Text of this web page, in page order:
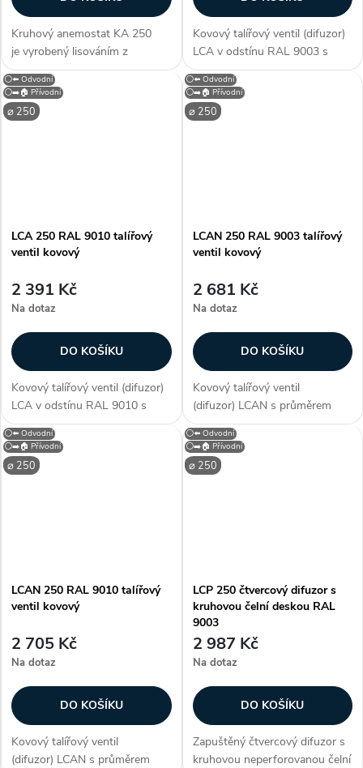
Kruhový anemostat KA 250
je vyrobený lisováním z
hliníkového plechu opatřený
lakem bílé barvy (RAL 9016).
Součástí anemostatu
je integrovaná plastová
Kovový talířový ventil (difuzor)
LCA v odstínu RAL 9003 s
průměrem připojení 250 mm. S
neperforovaným čelním
panelem je určen pro přívod a
odvod vzduchu. Kruhový...
⌀ 250
⚪⬅️ Odvodní
⚪➡️🏠 Přívodní
LCA 250 RAL 9010 talířový
ventil kovový
2 391 Kč
Na dotaz
DO KOŠÍKU
Kovový talířový ventil (difuzor)
LCA v odstínu RAL 9010 s
průměrem připojení 250 mm. S
neperforovaným čelním
panelem je určen pro přívod a
odvod vzduchu. Kruhový...
⌀ 250
⚪⬅️ Odvodní
⚪➡️🏠 Přívodní
LCAN 250 RAL 9003 talířový
ventil kovový
2 681 Kč
Na dotaz
DO KOŠÍKU
Kovový talířový ventil
(difuzor) LCAN s průměrem
připojení 250 mm. S
neperforovaným čelním
panelem je určen
pro přívod a odvod vzduchu....
⌀ 250
⚪⬅️ Odvodní
⚪➡️🏠 Přívodní
LCAN 250 RAL 9010 talířový
ventil kovový
2 705 Kč
Na dotaz
DO KOŠÍKU
Kovový talířový ventil
(difuzor) LCAN s průměrem
⌀ 250
⚪⬅️ Odvodní
⚪➡️🏠 Přívodní
LCP 250 čtvercový difuzor s
kruhovou čelní deskou RAL
9003
2 987 Kč
Na dotaz
DO KOŠÍKU
Zapuštěný čtvercový difuzor s
kruhovou neperforovanou čelní